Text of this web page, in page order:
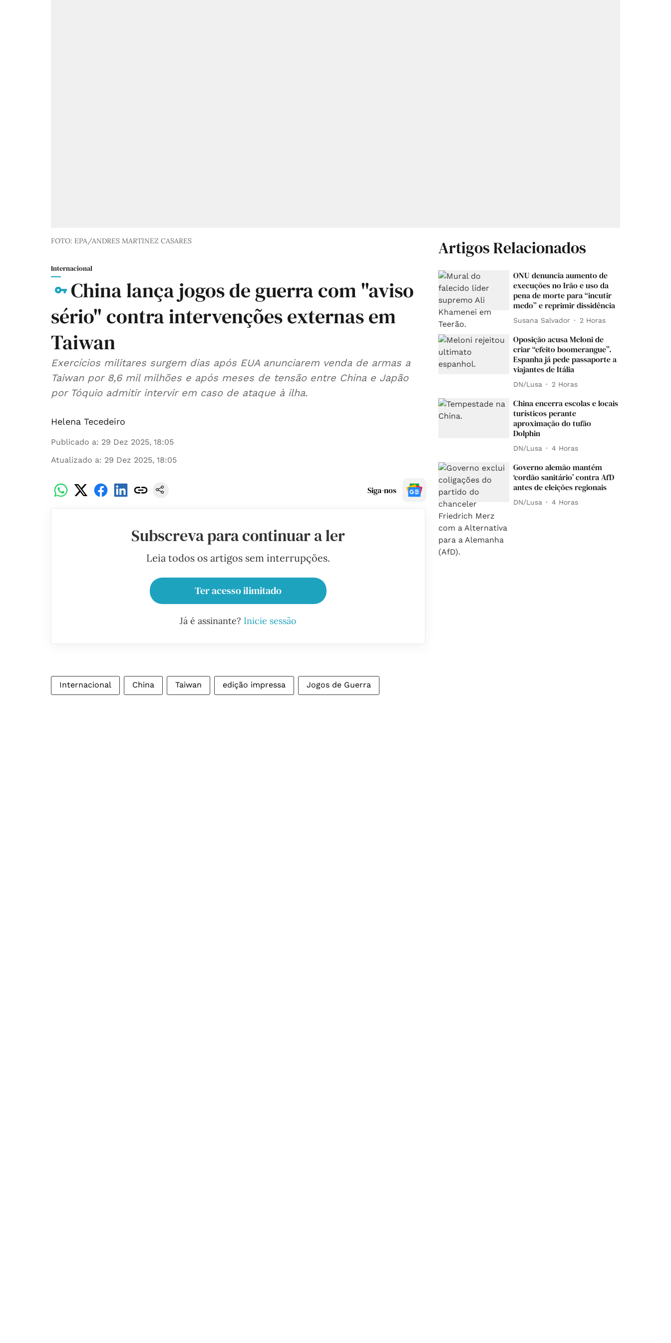
FOTO: EPA/ANDRES MARTINEZ CASARES
Internacional
China lança jogos de guerra com "aviso
sério" contra intervenções externas em
Taiwan
Exercícios militares surgem dias após EUA anunciarem venda de armas a
Taiwan por 8,6 mil milhões e após meses de tensão entre China e Japão
por Tóquio admitir intervir em caso de ataque à ilha.
Helena Tecedeiro
Publicado a: 29 Dez 2025, 18:05
Atualizado a: 29 Dez 2025, 18:05
Siga-nos
Subscreva para continuar a ler
Leia todos os artigos sem interrupções.
Ter acesso ilimitado
Já é assinante? Inicie sessão
Internacional China Taiwan edição impressa Jogos de Guerra
Artigos Relacionados
ONU denuncia aumento de
execuções no Irão e uso da
pena de morte para “incutir
medo” e reprimir dissidência
Susana Salvador 2 Horas
Oposição acusa Meloni de
criar “efeito boomerangue”.
Espanha já pede passaporte a
viajantes de Itália
DN/Lusa 2 Horas
China encerra escolas e locais
turísticos perante
aproximação do tufão
Dolphin
DN/Lusa 4 Horas
Governo alemão mantém
‘cordão sanitário’ contra AfD
antes de eleições regionais
DN/Lusa 4 Horas